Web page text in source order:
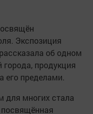
Экспозиция
об одном
продукция
его пределами.
многих стала